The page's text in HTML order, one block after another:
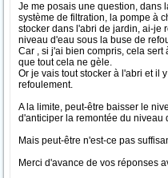
Je me posais une question, dans
système de filtration, la pompe à
stocker dans l'abri de jardin, ai-je
niveau d'eau sous la buse de
Car , si j'ai bien compris, cela
que tout cela ne gèle.
Or je vais tout stocker à l'abri et il
refoulement.
A la limite, peut-être baisser le
d'anticiper la remontée du niveau
Mais peut-être n'est-ce pas
Merci d'avance de vos réponses